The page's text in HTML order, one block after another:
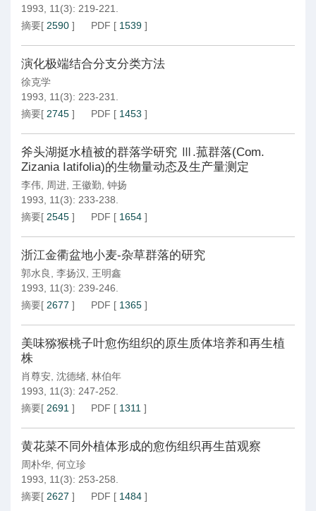
1993, 11(3): 219-221.
摘要[ 2590 ] PDF [ 1539 ]
演化极端结合分支分类方法
徐克学
1993, 11(3): 223-231.
摘要[ 2745 ] PDF [ 1453 ]
斧头湖挺水植被的群落学研究 Ⅲ.菰群落(Com.
Zizania Iatifolia)的生物量动态及生产量测定
李伟 周进 王徽勤 钟扬
1993, 11(3): 233-238.
摘要[ 2545 ] PDF [ 1654 ]
浙江金衢盆地小麦-杂草群落的研究
郭水良 李扬汉
王明鑫
1993, 11(3): 239-246.
摘要[ 2677 ] PDF [ 1365 ]
美味猕猴桃子叶愈伤组织的原生质体培养和再生植
株
肖尊安 沈德绪 林伯年
1993, 11(3): 247-252.
摘要[ 2691 ] PDF [ 1311 ]
黄花菜不同外植体形成的愈伤组织再生苗观察
周朴华 何立珍
1993, 11(3): 253-258.
摘要[ 2627 ] PDF [ 1484 ]